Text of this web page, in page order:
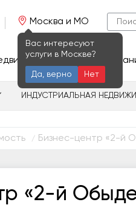
Москва и МО
Вас интересуют
услуги в Москве?
Да, верно Нет
ИНДУСТРИАЛЬНАЯ
/ Бизнес-центр «2-й
«2-й